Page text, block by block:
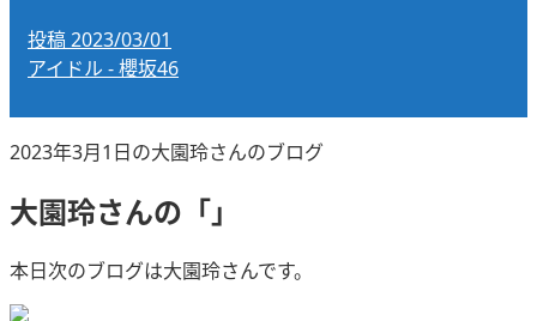
投稿 2023/03/01
アイドル - 櫻坂46
2023年3月1日の大園玲さんのブログ
大園玲さんの「」
本日次のブログは大園玲さんです。